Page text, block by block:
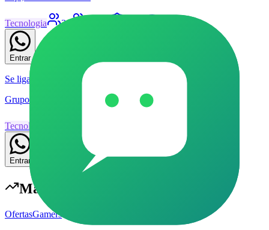
Tecnologia 34
Entrar
Se liga nas promoções
Grupo com 1 membros
Tecnologia
Entrar
Mais populares em
OfertasGamers